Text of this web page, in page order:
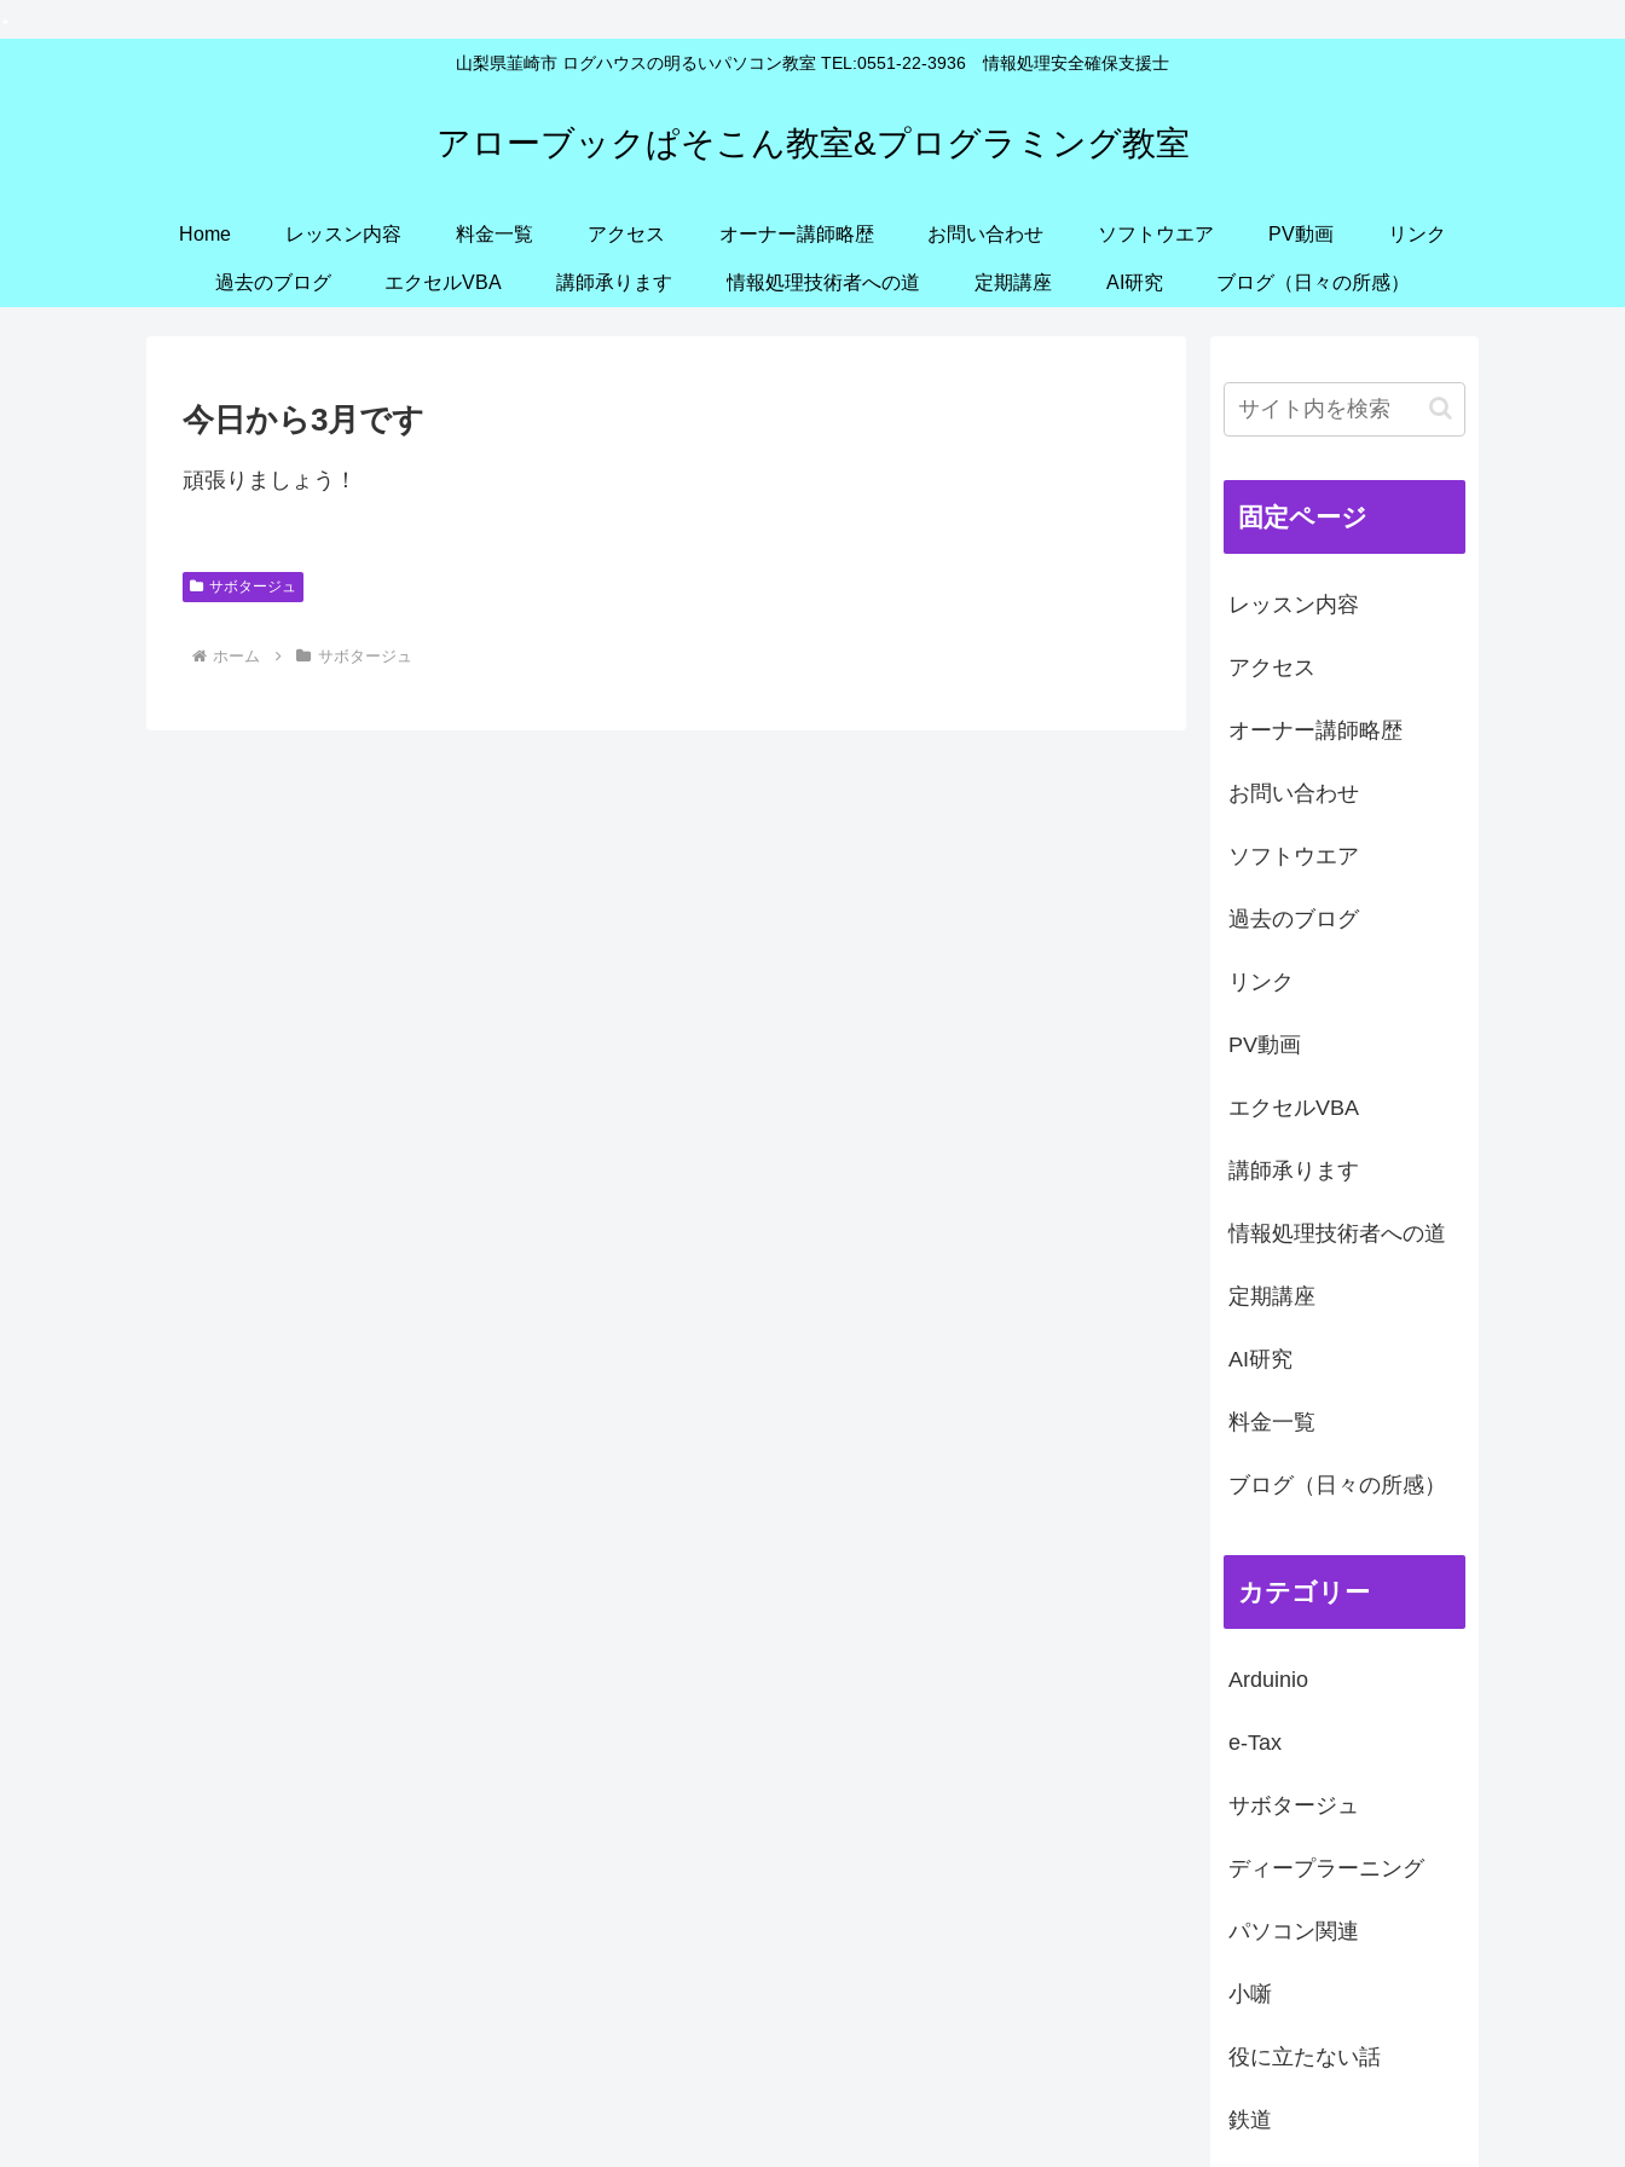
山梨県韮崎市 ログハウスの明るいパソコン教室 TEL:0551-22-3936 情報処理安全確保支援士
アローブックぱそこん教室&プログラミング教室
Home レッスン内容 料金一覧 アクセス オーナー講師略歴 お問い合わせ ソフトウエア PV動画 リンク
過去のブログ エクセルVBA 講師承ります 情報処理技術者への道 定期講座 AI研究 ブログ（日々の所感）
今日から3月です
頑張りましょう！
サボタージュ
ホーム サボタージュ
固定ページ
レッスン内容
アクセス
オーナー講師略歴
お問い合わせ
ソフトウエア
過去のブログ
リンク
PV動画
エクセルVBA
講師承ります
情報処理技術者への道
定期講座
AI研究
料金一覧
ブログ（日々の所感）
カテゴリー
Arduinio
e-Tax
サボタージュ
ディープラーニング
パソコン関連
小噺
役に立たない話
鉄道